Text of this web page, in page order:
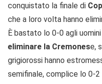
conquistato la finale di
che a loro volta hanno
È bastato lo 0-0 agli
eliminare la Cremonese,
grigiorossi hanno
semifinale, complice lo 0-